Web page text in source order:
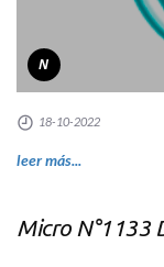
N
18-10-2022
leer más...
Micro N°1133